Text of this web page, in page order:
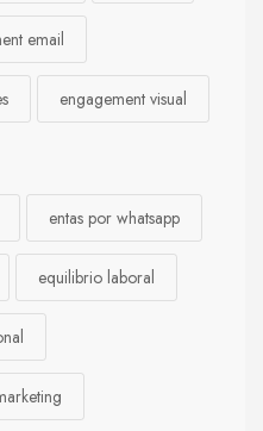
email
engagement visual
entas por whatsapp
equilibrio laboral